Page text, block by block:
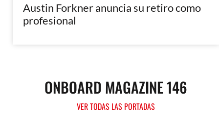
Austin Forkner anuncia su retiro como
profesional
ONBOARD MAGAZINE 146
VER TODAS LAS PORTADAS